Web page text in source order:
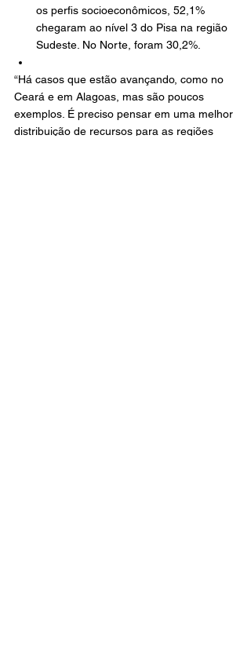
os perfis socioeconômicos, 52,1%
chegaram ao nível 3 do Pisa na região
Sudeste. No Norte, foram 30,2%.
“Há casos que estão avançando, como no
Ceará e em Alagoas, mas são poucos
exemplos. É preciso pensar em uma melhor
distribuição de recursos para as regiões